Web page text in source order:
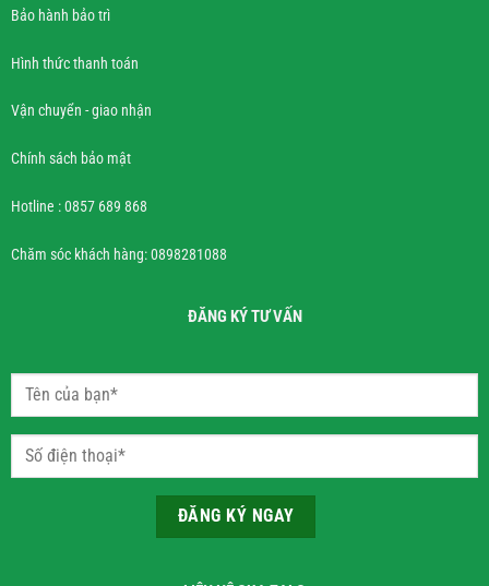
Bảo hành bảo trì
Hình thức thanh toán
Vận chuyển - giao nhận
Chính sách bảo mật
Hotline : 0857 689 868
Chăm sóc khách hàng: 0898281088
ĐĂNG KÝ TƯ VẤN